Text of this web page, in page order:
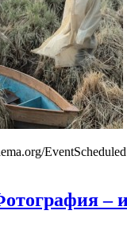
EventScheduled
–